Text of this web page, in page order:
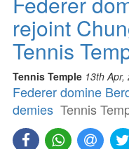
rejoint
Tennis
Tennis Temple 13th
Federer domine
demies Tennis